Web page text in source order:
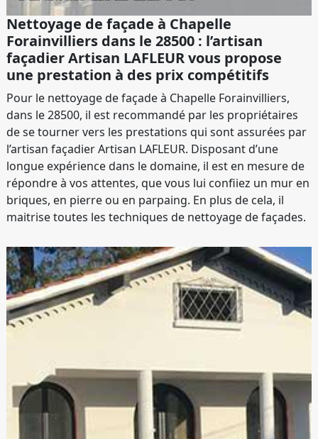
Nettoyage de façade à Chapelle
Forainvilliers dans le 28500 : l’artisan
façadier Artisan LAFLEUR vous propose
une prestation à des prix compétitifs
Pour le nettoyage de façade à Chapelle Forainvilliers,
dans le 28500, il est recommandé par les propriétaires
de se tourner vers les prestations qui sont assurées par
l’artisan façadier Artisan LAFLEUR. Disposant d’une
longue expérience dans le domaine, il est en mesure de
répondre à vos attentes, que vous lui confiiez un mur en
briques, en pierre ou en parpaing. En plus de cela, il
maitrise toutes les techniques de nettoyage de façades.